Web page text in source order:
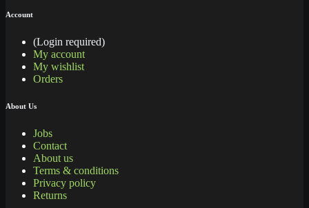
Account
(Login required)
My account
My wishlist
Orders
About Us
Jobs
Contact
About us
Terms & conditions
Privacy policy
Returns